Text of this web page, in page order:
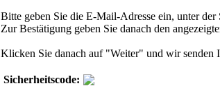
Bitte geben Sie die E-Mail-Adresse ein, unter
Zur Bestätigung geben Sie danach den
Klicken Sie danach auf "Weiter" und wir
Sicherheitscode: